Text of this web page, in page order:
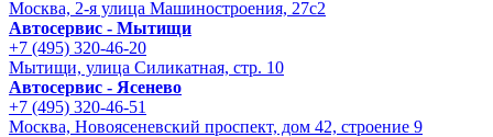
Москва, 2-я улица Машиностроения, 27с2
Автосервис - Мытищи
+7 (495) 320-46-20
Мытищи, улица Силикатная, стр. 10
Автосервис - Ясенево
+7 (495) 320-46-51
Москва, Новоясеневский проспект, дом 42, строение 9